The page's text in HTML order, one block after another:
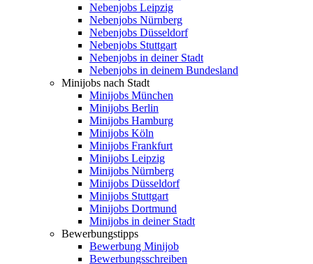
Nebenjobs Leipzig
Nebenjobs Nürnberg
Nebenjobs Düsseldorf
Nebenjobs Stuttgart
Nebenjobs in deiner Stadt
Nebenjobs in deinem Bundesland
Minijobs nach Stadt
Minijobs München
Minijobs Berlin
Minijobs Hamburg
Minijobs Köln
Minijobs Frankfurt
Minijobs Leipzig
Minijobs Nürnberg
Minijobs Düsseldorf
Minijobs Stuttgart
Minijobs Dortmund
Minijobs in deiner Stadt
Bewerbungstipps
Bewerbung Minijob
Bewerbungsschreiben